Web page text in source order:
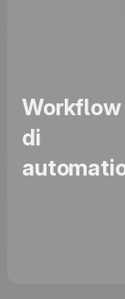
Workflow
di